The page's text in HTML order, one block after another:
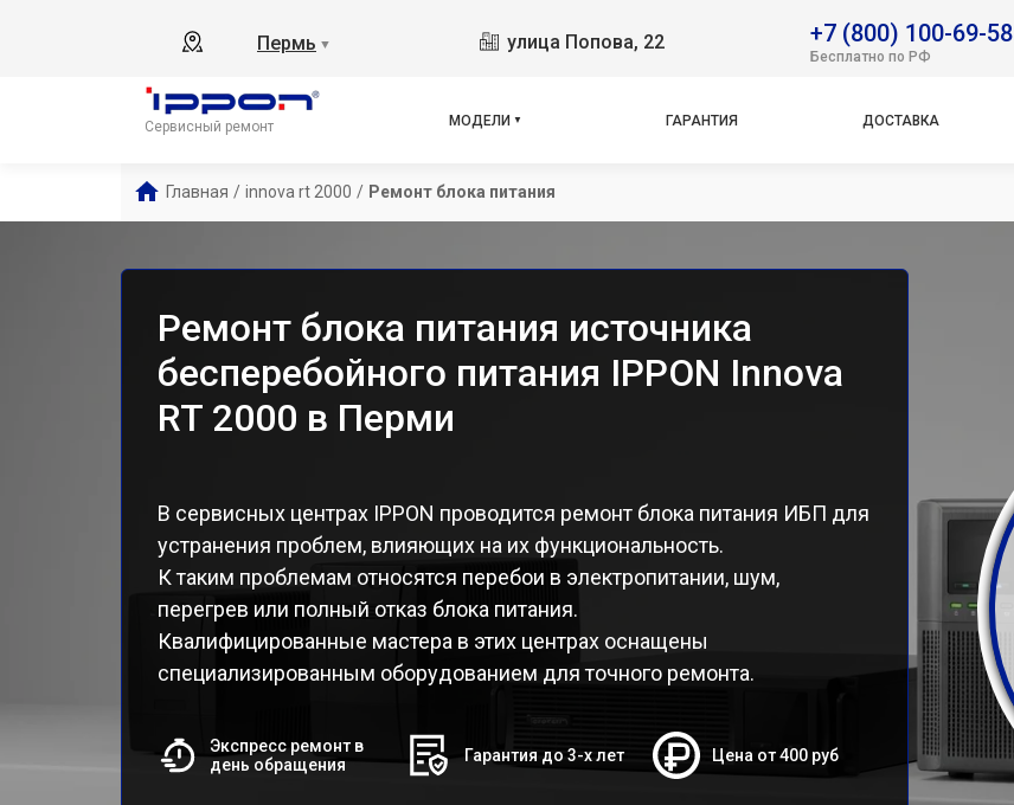
Пермь ▼ улица Попова, 22 +7 (800) 100-69-58
Бесплатно по РФ
Сервисный ремонт МОДЕЛИ
Back Basic 1500 Euro
Back Office 1000
Innova RT 1000
Back Basic 1500 IEC
ГАРАНТИЯ ДОСТАВКА
Главная / innova rt 2000 / Ремонт блока питания
Ремонт блока питания источника
бесперебойного питания IPPON Innova
RT 2000 в Перми
В сервисных центрах IPPON проводится ремонт блока питания ИБП для
устранения проблем, влияющих на их функциональность.
К таким проблемам относятся перебои в электропитании, шум,
перегрев или полный отказ блока питания.
Квалифицированные мастера в этих центрах оснащены
специализированным оборудованием для точного ремонта.
Экспресс ремонт в
день обращения
Гарантия до 3-х лет Цена от 400 руб